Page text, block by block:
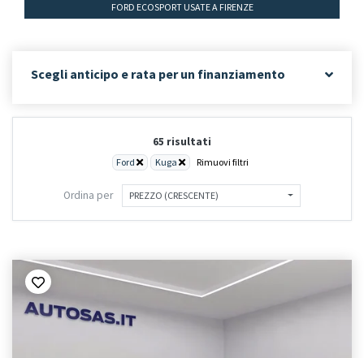
FORD ECOSPORT USATE A FIRENZE
Scegli anticipo e rata per un finanziamento
65 risultati
Ford Kuga Rimuovi filtri
Ordina per PREZZO (CRESCENTE)